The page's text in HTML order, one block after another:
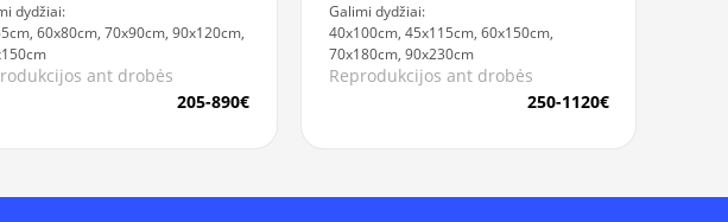
dydžiai:
60x80cm, 70x90cm, 90x120cm,
ant drobės
205-890€
Galimi dydžiai:
40x100cm, 45x115cm, 60x150cm,
70x180cm, 90x230cm
Reprodukcijos ant drobės
250-1120€